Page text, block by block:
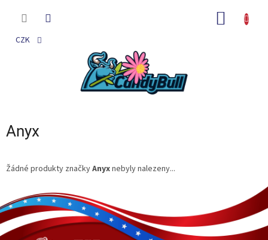
CZK
Anyx
Žádné produkty značkyAnyxnebyly nalezeny...
á
p
a